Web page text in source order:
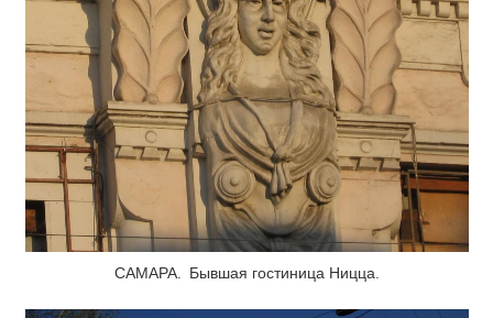
САМАРА. Бывшая гостиница Ницца.